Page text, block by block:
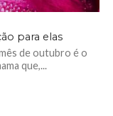
para elas
de outubro é o
que,...